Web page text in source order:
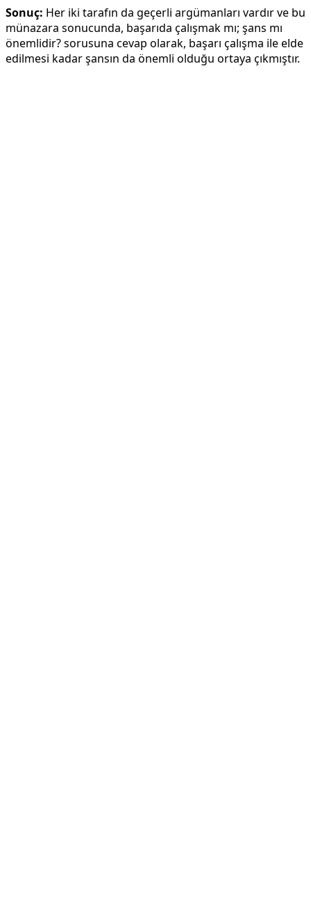
Sonuç: Her iki tarafın da geçerli argümanları vardır ve bu
münazara sonucunda, başarıda çalışmak mı; şans mı
önemlidir? sorusuna cevap olarak, başarı çalışma ile elde
edilmesi kadar şansın da önemli olduğu ortaya çıkmıştır.